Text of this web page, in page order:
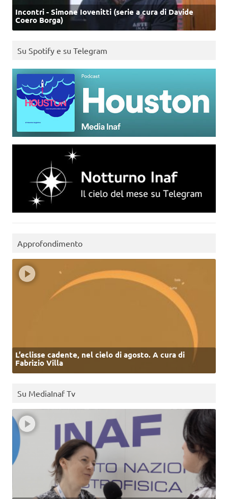
Incontri - Simone Iovenitti (serie a cura di Davide
Coero Borga)
Su Spotify e su Telegram
Approfondimento
L’eclisse cadente, nel cielo di agosto. A cura di
Fabrizio Villa
Su MediaInaf Tv